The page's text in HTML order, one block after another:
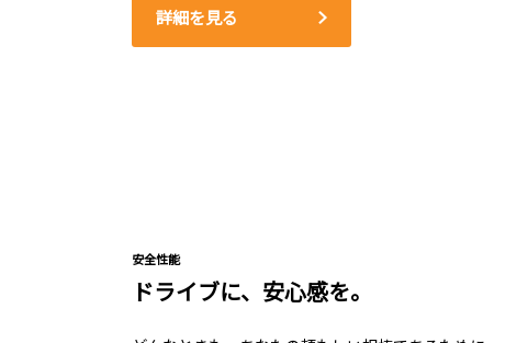
詳細を見る
安全性能
ドライブに、安心感を。